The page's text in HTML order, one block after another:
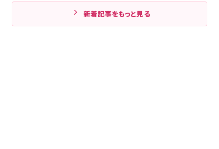
新着記事をもっと見る